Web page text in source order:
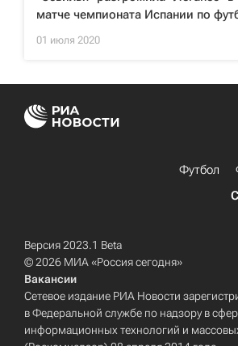
матче чемпионата Испании по
01 июля 2020
Футбол
Версия 2023.1 Beta
© 2026 МИА «Россия сегодня»
Вакансии
Сетевое издание РИА Новости
в Федеральной службе по надзору в
информационных технологий и